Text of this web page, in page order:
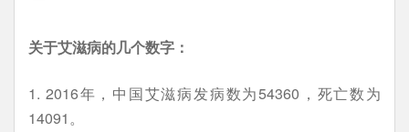
关于艾滋病的几个数字：
1. 2016年，中国艾滋病发病数为54360，死亡数为
14091。